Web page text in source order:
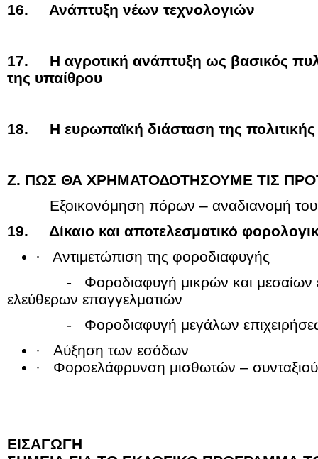
16. Ανάπτυξη νέων τεχνολογιών
17. Η αγροτική ανάπτυξη ως βασικός
της υπαίθρου
18. Η ευρωπαϊκή διάσταση της
Ζ. ΠΩΣ ΘΑ ΧΡΗΜΑΤΟΔΟΤΗΣΟΥΜΕ ΤΙΣ
Εξοικονόμηση πόρων – αναδιανομή του
19. Δίκαιο και αποτελεσματικό
· Αντιμετώπιση της φοροδιαφυγής
- Φοροδιαφυγή μικρών και μεσαίων
ελεύθερων επαγγελματιών
- Φοροδιαφυγή μεγάλων
· Αύξηση των εσόδων
· Φοροελάφρυνση μισθωτών –
ΕΙΣΑΓΩΓΗ